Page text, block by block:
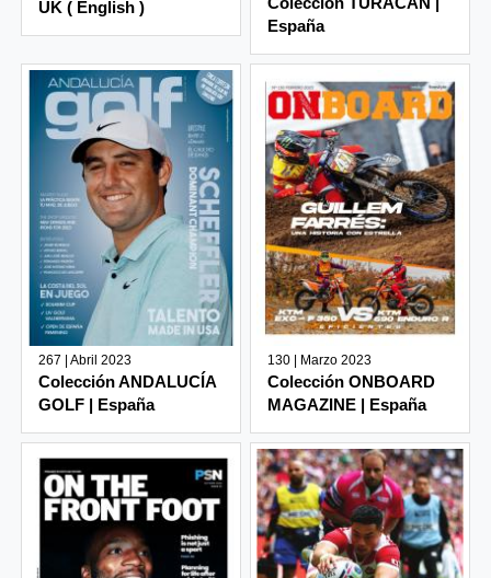
UK ( English )
España
267 | Abril 2023
Colección ANDALUCÍA
GOLF | España
130 | Marzo 2023
Colección ONBOARD
MAGAZINE | España